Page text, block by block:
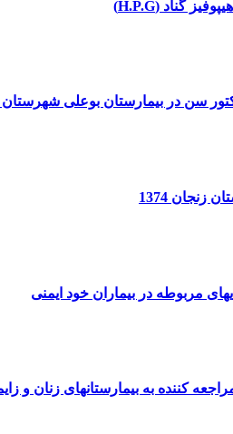
سن در بیمارستان بوعلی شهرستان
کننده به بیمارستانهای زنان و